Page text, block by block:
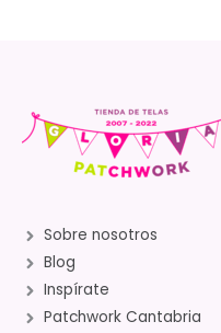
Sobre nosotros
Blog
Inspírate
Patchwork Cantabria